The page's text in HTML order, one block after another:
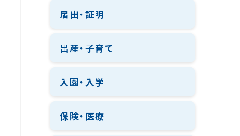
届出・証明
出産・子育て
入園・入学
保険・医療